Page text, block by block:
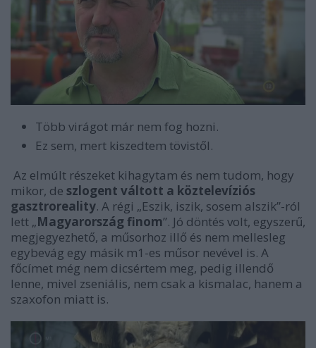
Több virágot már nem fog hozni.
Ez sem, mert kiszedtem tövistől.
Az elmúlt részeket kihagytam és nem tudom, hogy
mikor, de szlogent váltott a köztelevíziós
gasztroreality. A régi „Eszik, iszik, sosem alszik”-ról
lett „Magyarország finom”. Jó döntés volt, egyszerű,
megjegyezhető, a műsorhoz illő és nem mellesleg
egybevág egy másik m1-es műsor nevével is. A
főcímet még nem dicsértem meg, pedig illendő
lenne, mivel zseniális, nem csak a kismalac, hanem a
szaxofon miatt is.